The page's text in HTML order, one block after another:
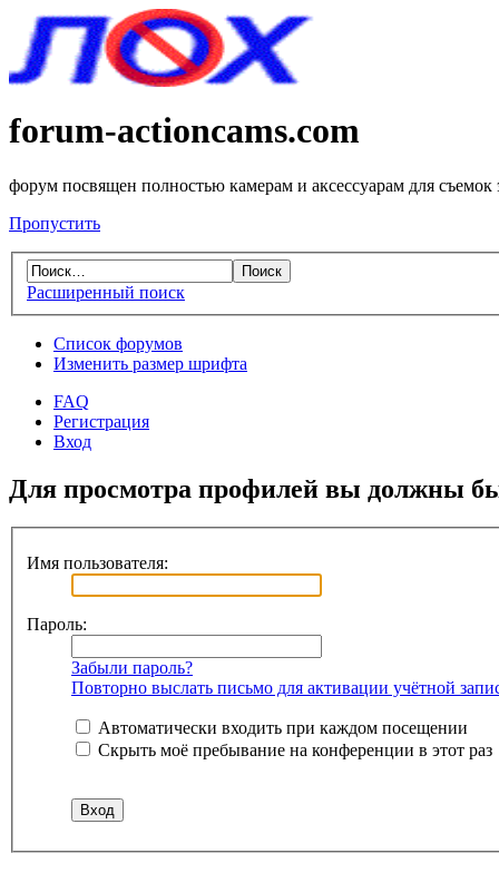
forum-actioncams.com
форум посвящен полностью камерам и аксессуарам для съемок
Пропустить
Расширенный поиск
Список форумов
Изменить размер шрифта
FAQ
Регистрация
Вход
Для просмотра профилей вы должны
Имя пользователя:
Пароль:
Забыли пароль?
Повторно выслать письмо для активации учётной
Автоматически входить при каждом посещении
Скрыть моё пребывание на конференции в этот раз